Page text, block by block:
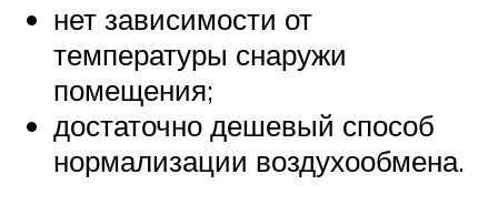
нет зависимости от
температуры снаружи
помещения;
достаточно дешевый способ
нормализации воздухообмена.